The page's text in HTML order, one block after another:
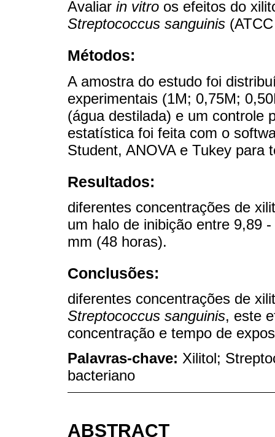
Avaliar in vitro os efeitos do
Streptococcus sanguinis
Métodos:
A amostra do estudo foi
experimentais (1M; 0,75M;
(água destilada) e um controle
estatística foi feita com o
Student, ANOVA e Tukey para
Resultados:
diferentes concentrações de
um halo de inibição entre 9,89
mm (48 horas).
Conclusões:
diferentes concentrações de
Streptococcus sanguinis, este
concentração e tempo de
Palavras-chave: Xilitol;
bacteriano
ABSTRACT